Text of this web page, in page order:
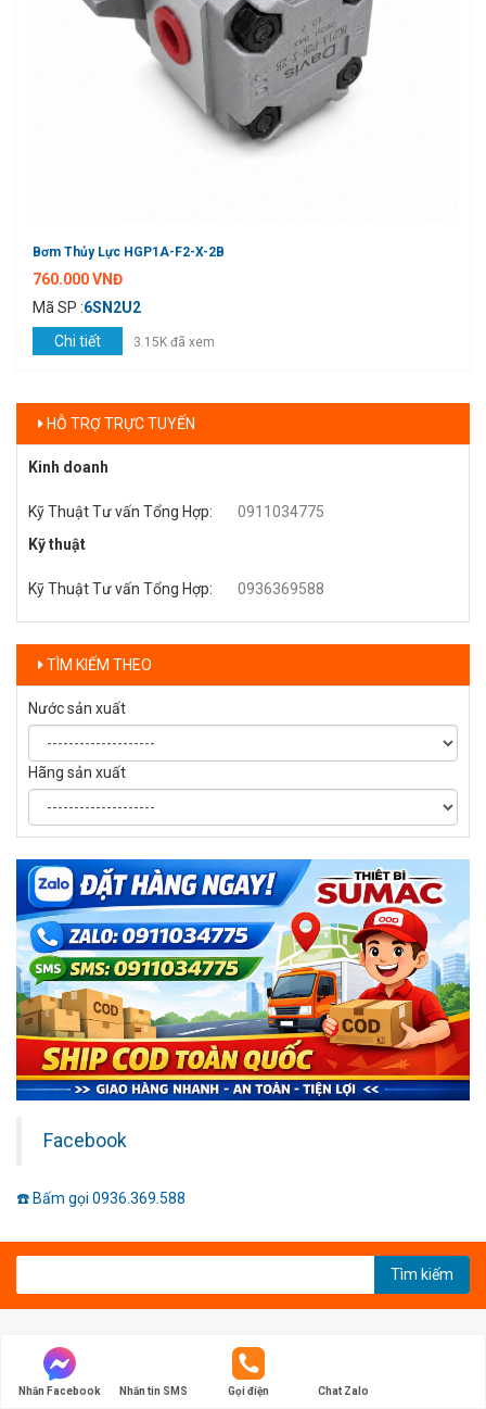
Bơm Thủy Lực HGP1A-F2-X-2B
760.000 VNĐ
Mã SP :6SN2U2
Chi tiết
3.15K đã xem
HỖ TRỢ TRỰC TUYẾN
Kinh doanh
Kỹ Thuật Tư vấn Tổng Hợp:
0911034775
Kỹ thuật
Kỹ Thuật Tư vấn Tổng Hợp: 0936369588
TÌM KIẾM THEO
Nước sản xuất
Hãng sản xuất
Facebook
☎️ Bấm gọi 0936.369.588
Tìm kiếm
THIẾT BỊ SUMAC - CHUYÊN CUNG CẤP THIẾT BỊ GIÁ TỐT NHẤT
Nhắn Facebook Nhắn tin SMS Gọi điện Chat Zalo